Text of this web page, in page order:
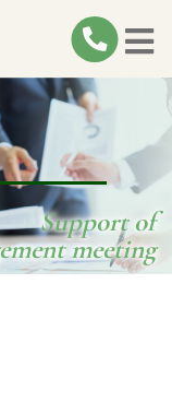
Support of
meeting